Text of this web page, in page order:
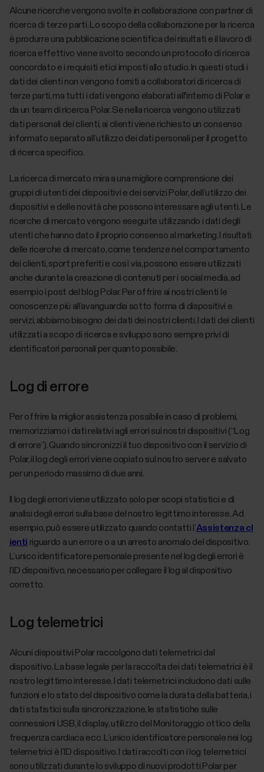
Alcune ricerche vengono svolte in collaborazione con partner di
ricerca di terze parti. Lo scopo della collaborazione per la ricerca
è produrre una pubblicazione scientifica dei risultati e il lavoro di
ricerca effettivo viene svolto secondo un protocollo di ricerca
concordato e i requisiti etici imposti allo studio. In questi studi i
dati dei clienti non vengono forniti a collaboratori di ricerca di
terze parti, ma tutti i dati vengono elaborati all'interno di Polar e
da un team di ricerca Polar. Se nella ricerca vengono utilizzati
dati personali dei clienti, ai clienti viene richiesto un consenso
informato separato all’utilizzo dei dati personali per il progetto
di ricerca specifico.
La ricerca di mercato mira a una migliore comprensione dei
gruppi di utenti dei dispositivi e dei servizi Polar, dell’utilizzo dei
dispositivi e delle novità che possono interessare agli utenti. Le
ricerche di mercato vengono eseguite utilizzando i dati degli
utenti che hanno dato il proprio consenso al marketing. I risultati
delle ricerche di mercato, come tendenze nel comportamento
dei clienti, sport preferiti e così via, possono essere utilizzati
anche durante la creazione di contenuti per i social media, ad
esempio i post del blog Polar. Per offrire ai nostri clienti le
conoscenze più all’avanguardia sotto forma di dispositivi e
servizi, abbiamo bisogno dei dati dei nostri clienti. I dati dei clienti
utilizzati a scopo di ricerca e sviluppo sono sempre privi di
identificatori personali per quanto possibile.
Log di errore
Per offrire la miglior assistenza possibile in caso di problemi,
memorizziamo i dati relativi agli errori sui nostri dispositivi (“Log
di errore”). Quando sincronizzi il tuo dispositivo con il servizio di
Polar, il log degli errori viene copiato sul nostro server e salvato
per un periodo massimo di due anni.
Il log degli errori viene utilizzato solo per scopi statistici e di
analisi degli errori sulla base del nostro legittimo interesse. Ad
esempio, può essere utilizzato quando contatti l’Assistenza cl
ienti riguardo a un errore o a un arresto anomalo del dispositivo.
L’unico identificatore personale presente nel log degli errori è
l’ID dispositivo, necessario per collegare il log al dispositivo
corretto.
Log telemetrici
Alcuni dispositivi Polar raccolgono dati telemetrici dal
dispositivo. La base legale per la raccolta dei dati telemetrici è il
nostro legittimo interesse. I dati telemetrici includono dati sulle
funzioni e lo stato del dispositivo come la durata della batteria, i
dati statistici sulla sincronizzazione, le statistiche sulle
connessioni USB, il display, utilizzo del Monitoraggio ottico della
frequenza cardiaca ecc. L’unico identificatore personale nei log
telemetrici è l’ID dispositivo. I dati raccolti con i log telemetrici
sono utilizzati durante lo sviluppo di nuovi prodotti Polar per